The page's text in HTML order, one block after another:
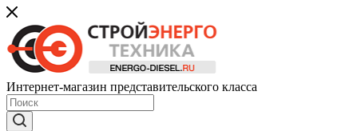
Интернет-магазин представительского класса